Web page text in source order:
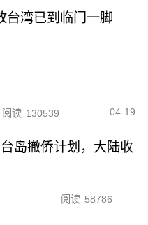
台湾已到临门一脚
阅读 130539 04-19
岛撤侨计划，​大陆收
阅读 58786